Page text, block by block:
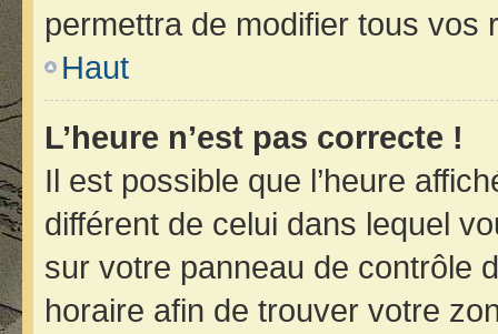
permettra de modifier tous
Haut
L’heure n’est pas correcte !
Il est possible que l’heure
différent de celui dans lequel
sur votre panneau de contrôle
horaire afin de trouver votre